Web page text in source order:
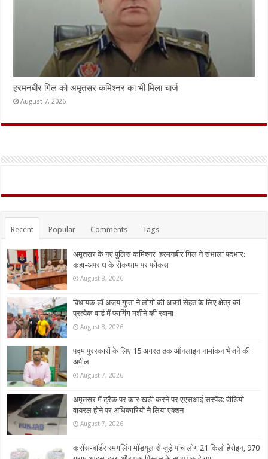
हरमनबीर गिल को अमृतसर कमिश्नर का भी मिला चार्ज
August 7, 2026
Recent Popular Comments Tags
अमृतसर के नए पुलिस कमिश्नर हरमनबीर गिल ने संभाला पदभार:
कहा-अपराध के रोकथाम पर फोकस
August 8, 2026
विधायक डॉ अजय गुप्ता ने लोगों की अच्छी सेहत के लिए क्षेत्र की
प्रत्येक वार्ड में फागिंग मशीने की रवाना
August 8, 2026
पद्म पुरस्कारों के लिए 15 अगस्त तक ऑनलाइन नामांकन भेजने की
अपील
August 7, 2026
अमृतसर में ट्रैक पर कार खड़ी करने पर एएसआई सस्पेंड: वीडियो
वायरल होने पर अधिकारियों ने लिया एक्शन
August 7, 2026
क्रॉस-बॉर्डर स्मगलिंग मॉड्यूल से जुड़े पांच लोग 21 किलो हेरोइन, 970